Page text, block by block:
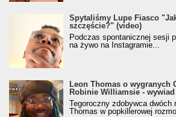
Spytaliśmy Lupe Fiasco
szczęście?" (video)
Podczas spontanicznej sesji
na żywo na Instagramie...
Leon Thomas o wygranych
Robinie Williamsie - wywiad
Tegoroczny zdobywca dwóch
Thomas w popkillerowej